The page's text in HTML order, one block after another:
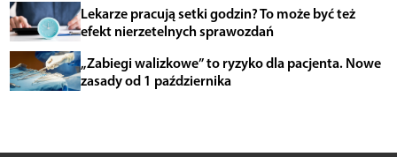
Lekarze pracują setki godzin? To może być też
efekt nierzetelnych sprawozdań
„Zabiegi walizkowe” to ryzyko dla pacjenta. Nowe
zasady od 1 października